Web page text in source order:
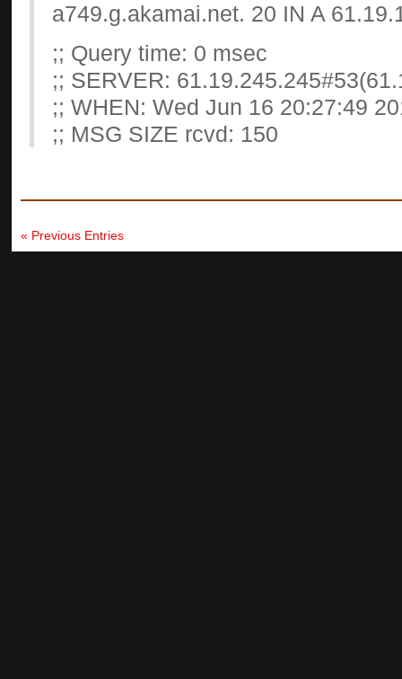
a749.g.akamai.net. 20 IN A
;; Query time: 0 msec
;; SERVER:
;; WHEN: Wed Jun 16 20:27:49
;; MSG SIZE rcvd: 150
« Previous Entries